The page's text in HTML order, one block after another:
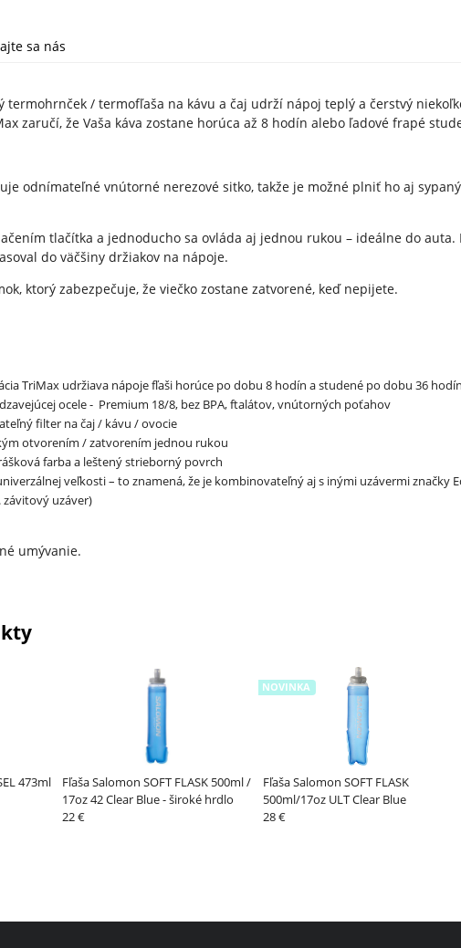
sa nás
termohrnček / termofľaša na kávu a čaj udrží nápoj teplý a čerstvý
zaručí, že Vaša káva zostane horúca až 8 hodín alebo ľadové frapé
odnímateľné vnútorné nerezové sitko, takže je možné plniť ho aj
tlačítka a jednoducho sa ovláda aj jednou rukou – ideálne do
do väčšiny držiakov na nápoje.
ktorý zabezpečuje, že viečko zostane zatvorené, keď nepijete.
TriMax udržiava nápoje fľaši horúce po dobu 8 hodín a studené po dobu 36 hodín
ocele - Premium 18/8, bez BPA, ftalátov, vnútorných poťahov
filter na čaj / kávu / ovocie
otvorením / zatvorením jednou rukou
farba a leštený strieborný povrch
veľkosti – to znamená, že je kombinovateľný aj s inými uzávermi značky
závitový uzáver)
umývanie.
473ml
Fľaša Salomon SOFT FLASK 500ml /
17oz 42 Clear Blue - široké hrdlo
22 €
Fľaša Salomon SOFT FLASK
500ml/17oz ULT Clear Blue
NOVINKA
28 €